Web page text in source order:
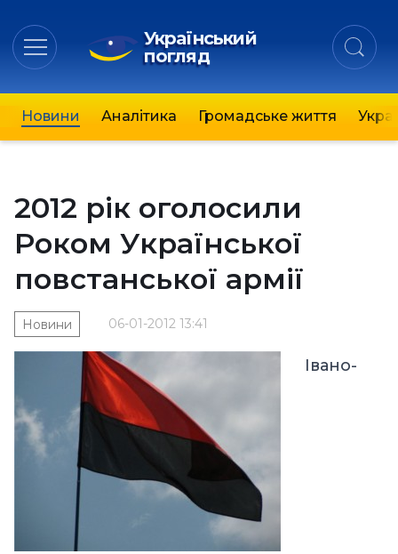
Український
погляд
Новини Аналітика Громадське життя
2012 рік оголосили
Роком Української
повстанської армії
06-01-2012 13:41
Новини
Івано-